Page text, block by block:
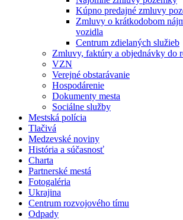
Kúpno predajné zmluvy
Zmluvy o krátkodobom
vozidla
Centrum zdielaných služieb
Zmluvy, faktúry a objednávky do
VZN
Verejné obstarávanie
Hospodárenie
Dokumenty mesta
Sociálne služby
Mestská polícia
Tlačivá
Medzevské noviny
História a súčasnosť
Charta
Partnerské mestá
Fotogaléria
Ukrajina
Centrum rozvojového tímu
Odpady